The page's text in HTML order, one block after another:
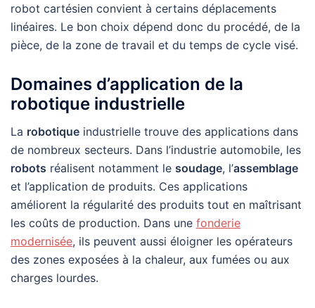
robot cartésien convient à certains déplacements
linéaires. Le bon choix dépend donc du procédé, de la
pièce, de la zone de travail et du temps de cycle visé.
Domaines d’application de la
robotique industrielle
La robotique industrielle trouve des applications dans
de nombreux secteurs. Dans l’industrie automobile, les
robots réalisent notamment le soudage, l’assemblage
et l’application de produits. Ces applications
améliorent la régularité des produits tout en maîtrisant
les coûts de production. Dans une fonderie
modernisée, ils peuvent aussi éloigner les opérateurs
des zones exposées à la chaleur, aux fumées ou aux
charges lourdes.